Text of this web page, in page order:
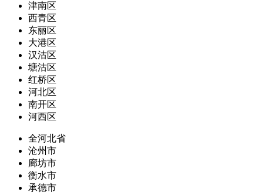
津南区
西青区
东丽区
大港区
汉沽区
塘沽区
红桥区
河北区
南开区
河西区
全河北省
沧州市
廊坊市
衡水市
承德市